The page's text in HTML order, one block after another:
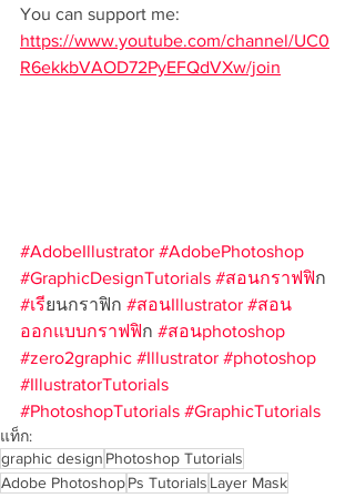
You can support me:
https://www.youtube.com/channel/UC0
R6ekkbVAOD72PyEFQdVXw/join
#AdobeIllustrator #AdobePhotoshop
#GraphicDesignTutorials #สอนกราฟฟิก
#เรียนกราฟิก #สอนIllustrator #สอน
ออกแบบกราฟฟิก #สอนphotoshop
#zero2graphic #Illustrator #photoshop
#IllustratorTutorials
#PhotoshopTutorials #GraphicTutorials
แท็ก:
graphic design Photoshop Tutorials
Adobe PhotoshopPs Tutorials Layer Mask